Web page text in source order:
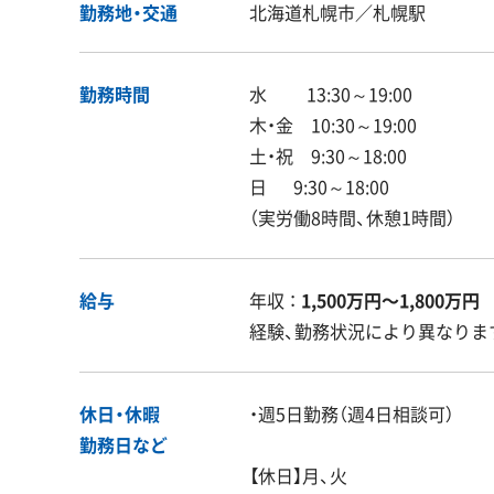
勤務地・交通 北海道札幌市／札幌駅
勤務時間
水 13:30～19:00
木・金 10:30～19:00
土・祝 9:30～18:00
日 9:30～18:00
（実労働8時間、休憩1時間）
給与 年収 ： 1,500万円〜1,800万円
経験、勤務状況により異なりま
休日・休暇
勤務日など
・週5日勤務（週4日相談可）
【休日】月、火